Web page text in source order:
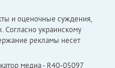
и оценочные суждения,
Согласно украинскому
рекламы несет
медиа - R40-05097